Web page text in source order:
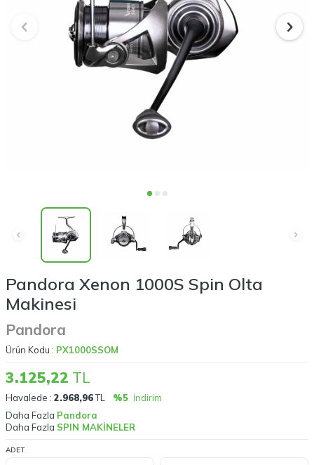
Pandora Xenon 1000S Spin Olta
Makinesi
Pandora
Ürün Kodu : PX1000SSOM
3.125,22 TL
Havalede : 2.968,96TL %5 İndirim
Daha Fazla Pandora
Daha Fazla SPIN MAKİNELER
ADET